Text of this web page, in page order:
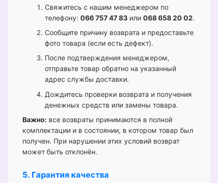
Свяжитесь с нашим менеджером по
телефону: 066 757 47 83 или 068 658 20 02.
Сообщите причину возврата и предоставьте
фото товара (если есть дефект).
После подтверждения менеджером,
отправьте товар обратно на указанный
адрес службы доставки.
Дождитесь проверки возврата и получения
денежных средств или замены товара.
Важно: все возвраты принимаются в полной
комплектации и в состоянии, в котором товар был
получен. При нарушении этих условий возврат
может быть отклонён.
5. Гарантия качества